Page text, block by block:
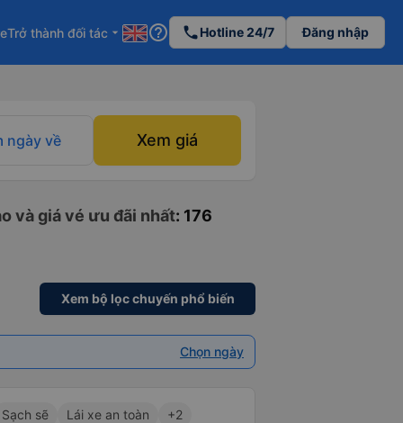
Trở thành đối tác arrow_drop_down help_outline phoneHotline 24/7 Đăng nhập
ngày về Xem giá
và giá vé ưu đãi nhất: 176
Xem bộ lọc chuyến phổ biến
Chọn ngày
Sạch sẽ Lái xe an toàn
+2